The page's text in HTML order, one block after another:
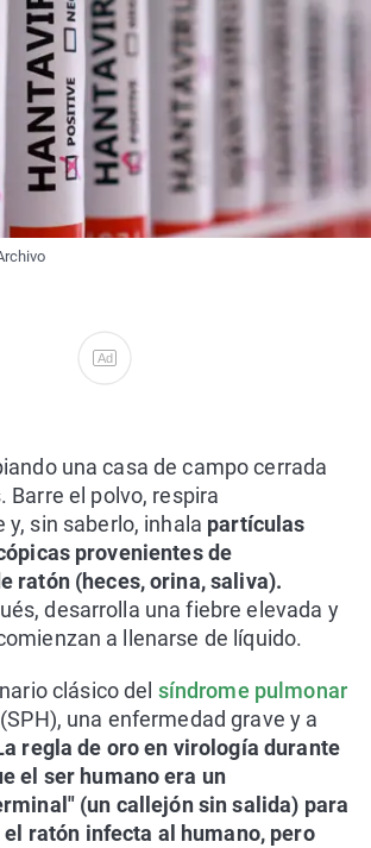
Ad
una casa de campo cerrada
Barre el polvo, respira
sin saberlo, inhala partículas
provenientes de
ratón (heces, orina, saliva).
desarrolla una fiebre elevada y
a llenarse de líquido.
clásico del síndrome pulmonar
una enfermedad grave y a
regla de oro en virología durante
el ser humano era un
(un callejón sin salida) para
el ratón infecta al humano, pero